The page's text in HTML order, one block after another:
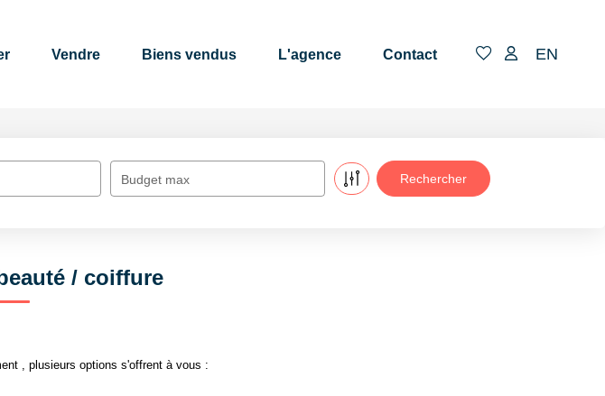
Vendre Biens vendus L'agence Contact EN
Budget max
/ coiffure
, plusieurs options s'offrent à vous :